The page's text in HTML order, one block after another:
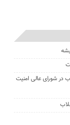
در شورای عالی امنیت